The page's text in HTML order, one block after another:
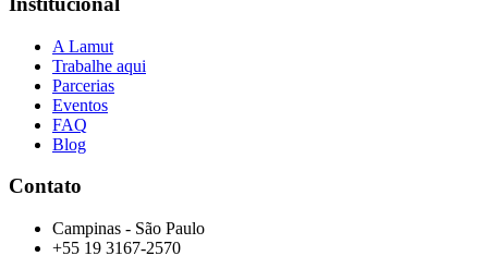
A Lamut
Trabalhe aqui
Parcerias
Eventos
FAQ
Blog
Contato
Campinas - São Paulo
+55 19 3167-2570